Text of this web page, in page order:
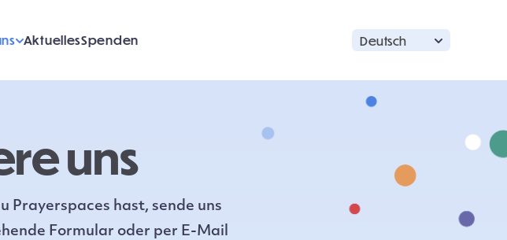
AktuellesSpenden Deutsch
uns
Prayerspaces hast, sende uns
Formular oder per E-Mail